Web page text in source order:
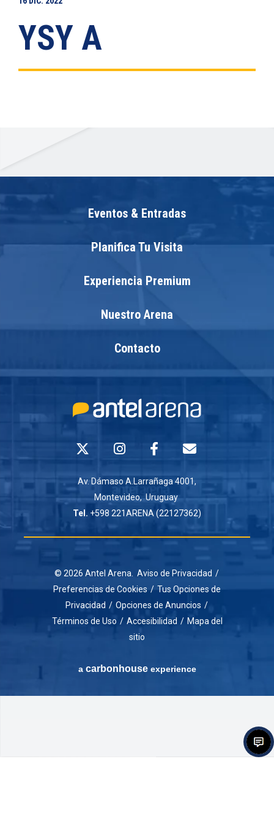
YSY A
Eventos & Entradas
Planifica Tu Visita
Experiencia Premium
Nuestro Arena
Contacto
Av. Dámaso A.Larrañaga 4001,
Montevideo, Uruguay
Tel. +598 221ARENA (22127362)
© 2026 Antel Arena. Aviso de Privacidad /
Preferencias de Cookies / Tus Opciones de
Privacidad / Opciones de Anuncios /
Términos de Uso / Accesibilidad / Mapa del
sitio
a carbon houseexperience